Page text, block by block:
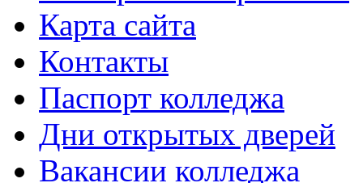
Карта сайта
Контакты
Паспорт колледжа
Дни открытых дверей
Вакансии колледжа